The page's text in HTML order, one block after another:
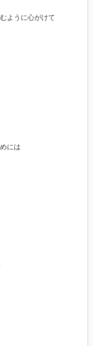
ように心がけて
には